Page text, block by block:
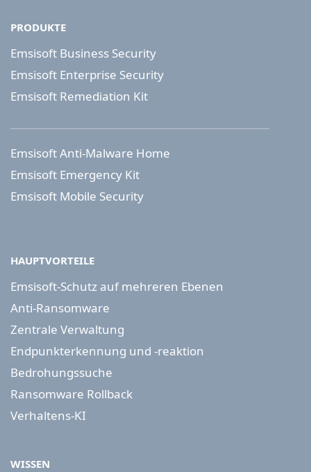
PRODUKTE
Emsisoft Business Security
Emsisoft Enterprise Security
Emsisoft Remediation Kit
Emsisoft Anti-Malware Home
Emsisoft Emergency Kit
Emsisoft Mobile Security
HAUPTVORTEILE
Emsisoft-Schutz auf mehreren Ebenen
Anti-Ransomware
Zentrale Verwaltung
Endpunkterkennung und -reaktion
Bedrohungssuche
Ransomware Rollback
Verhaltens-KI
WISSEN